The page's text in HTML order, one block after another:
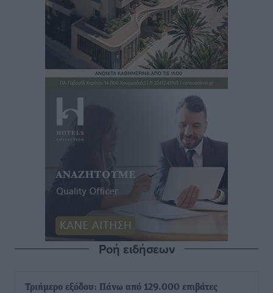
Ροή ειδήσεων
Τριήμερο εξόδου: Πάνω από 129.000 επιβάτες